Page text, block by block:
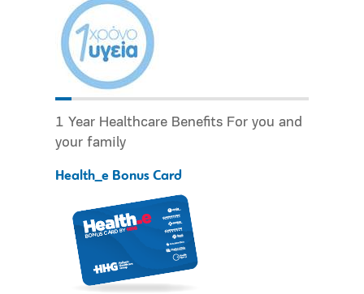
1 Year Healthcare Benefits For you and
your family
Health_e Bonus Card